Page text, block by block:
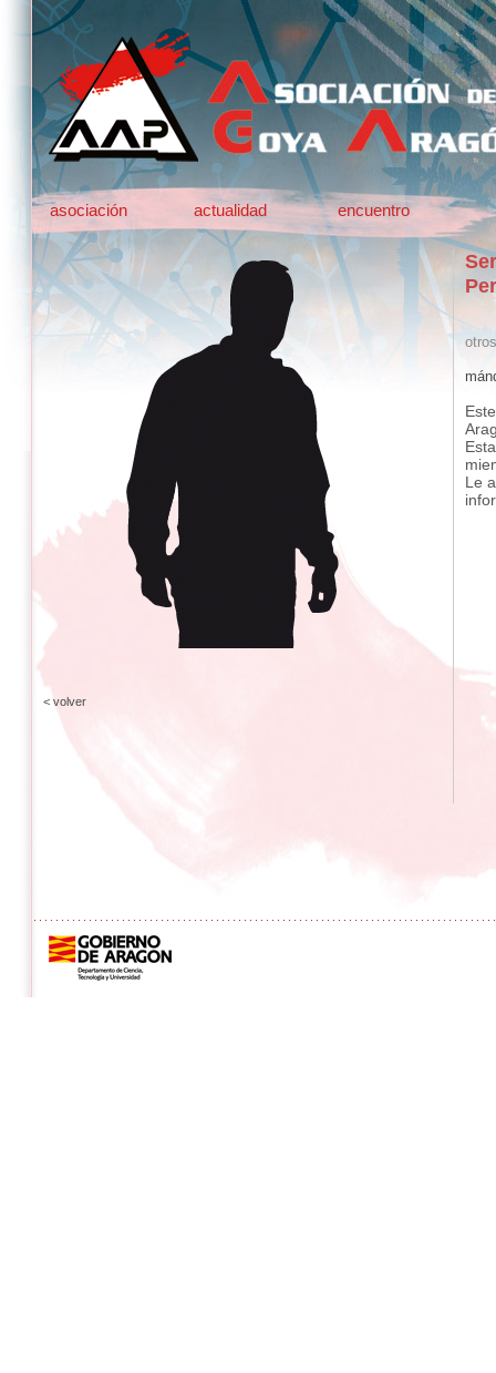
asociación actualidad encuentro
< volver
otros
Le